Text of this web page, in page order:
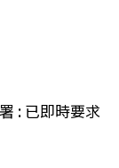
: 已即時要求